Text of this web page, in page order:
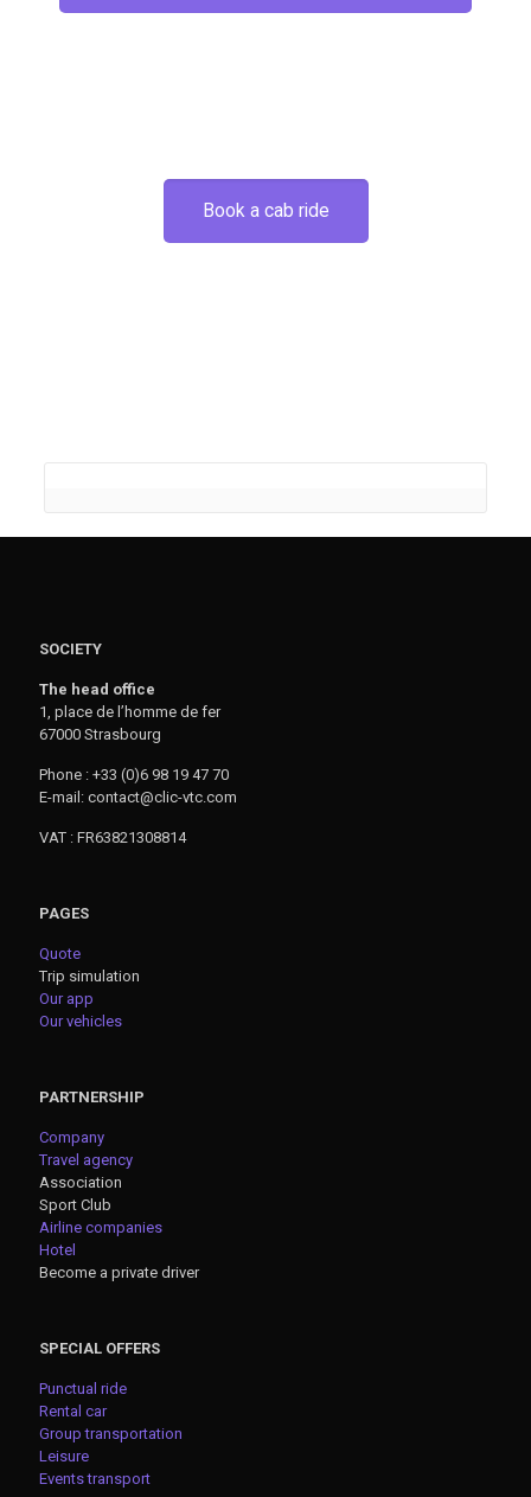
Book a cab ride
SOCIETY
The head office
1, place de l’homme de fer
67000 Strasbourg
Phone : +33 (0)6 98 19 47 70
E-mail: contact@clic-vtc.com
VAT : FR63821308814
PAGES
Quote
Trip simulation
Our app
Our vehicles
PARTNERSHIP
Company
Travel agency
Association
Sport Club
Airline companies
Hotel
Become a private driver
SPECIAL OFFERS
Punctual ride
Rental car
Group transportation
Leisure
Events transport